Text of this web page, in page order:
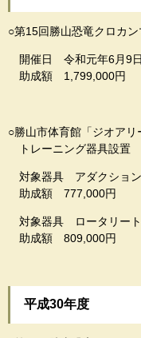
○第15回勝山恐竜クロカン
開催日 令和元年6月9日
助成額 1,799,000円
○勝山市体育館「ジオア
トレーニング器具設置
対象器具 アダクション
助成額 777,000円
対象器具 ロータリート
助成額 809,000円
平成30年度